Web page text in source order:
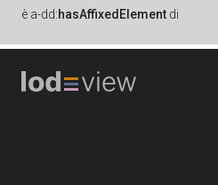
è a-dd:hasAffixedElement di